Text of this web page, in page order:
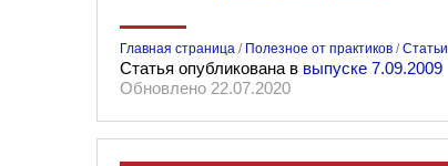
Главная страница / Полезное от практиков /Статьи
Статья опубликована в выпуске 7.09.2009
Обновлено 22.07.2020